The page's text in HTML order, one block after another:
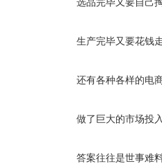
选品完毕又要自己掏
生产完毕又要花钱走
还有各种各样的电商
做了巨大的市场投入
答案往往是世事难料